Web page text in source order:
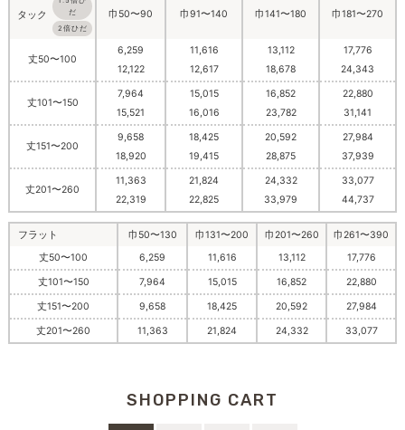
タック
だ
2倍ひだ
巾50〜90 巾91〜140 巾141〜180 巾181〜270
丈50〜100
6,259
12,122
11,616
12,617
13,112
18,678
17,776
24,343
丈101〜150
7,964
15,521
15,015
16,016
16,852
23,782
22,880
31,141
丈151〜200
9,658
18,920
18,425
19,415
20,592
28,875
27,984
37,939
丈201〜260
11,363
22,319
21,824
22,825
24,332
33,979
33,077
44,737
フラット 巾50〜130 巾131〜200 巾201〜260
巾261〜390
丈50〜100
6,259 11,616 13,112 17,776
丈101〜150 7,964 15,015 16,852 22,880
丈151〜200 9,658 18,425 20,592 27,984
丈201〜260 11,363 21,824 24,332 33,077
SHOPPING CART